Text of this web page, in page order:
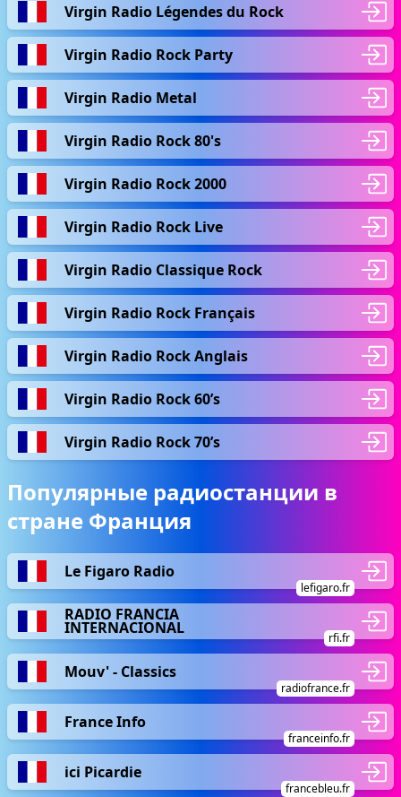
Virgin Radio Légendes du Rock
Virgin Radio Rock Party
Virgin Radio Metal
Virgin Radio Rock 80's
Virgin Radio Rock 2000
Virgin Radio Rock Live
Virgin Radio Classique Rock
Virgin Radio Rock Français
Virgin Radio Rock Anglais
Virgin Radio Rock 60’s
Virgin Radio Rock 70’s
Популярные радиостанции в
стране Франция
Le Figaro Radio
lefigaro.fr
RADIO FRANCIA
INTERNACIONAL
rfi.fr
Mouv' - Classics
radiofrance.fr
France Info
franceinfo.fr
ici Picardie
francebleu.fr